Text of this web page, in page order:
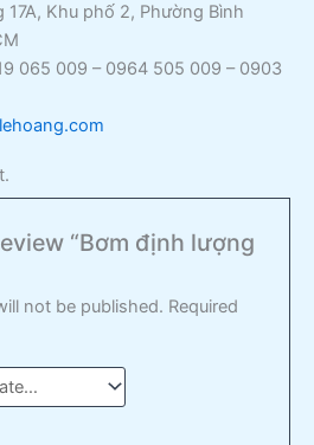
Khu phố 2, Phường Bình
065 009 – 0964 505 009 – 0903
“Bơm định lượng
not be published. Required